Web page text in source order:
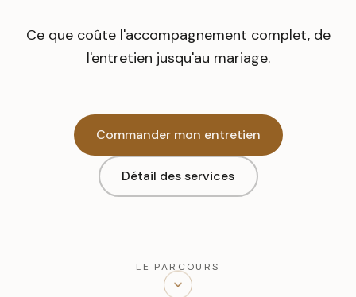
Ce que coûte l'accompagnement complet, de
l'entretien jusqu'au mariage.
Commander mon entretien
Détail des services
LE PARCOURS